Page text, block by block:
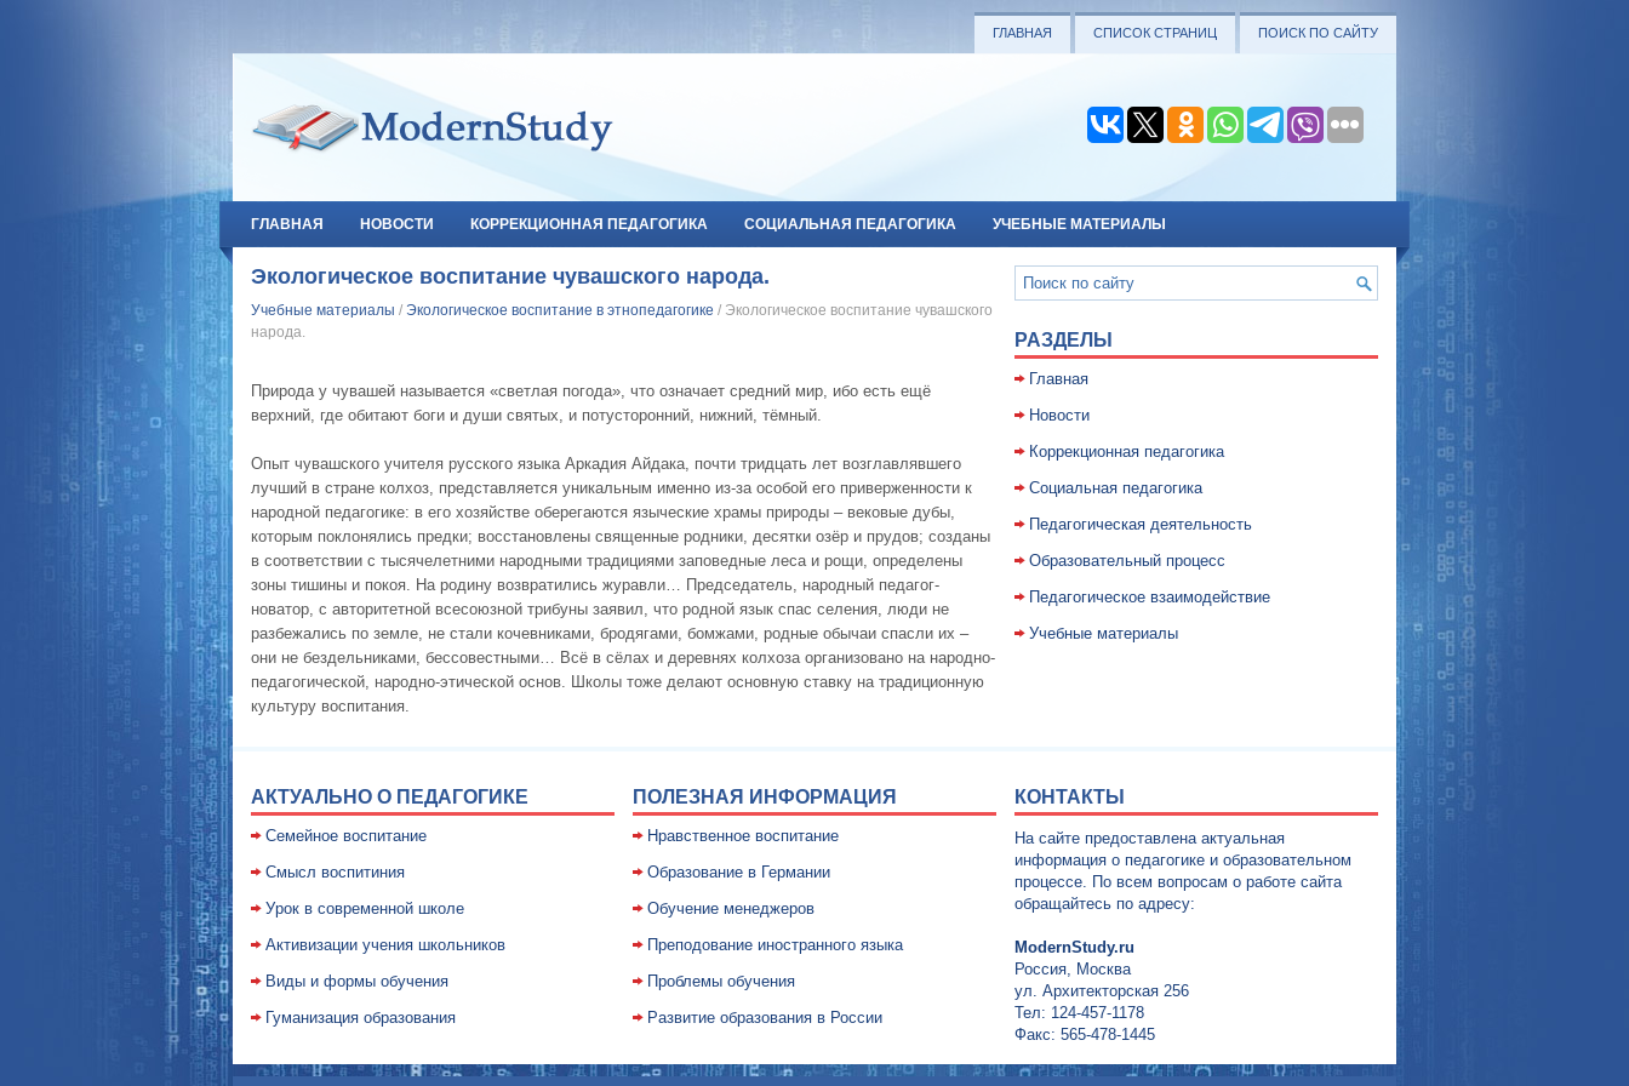
ГЛАВНАЯ СПИСОК СТРАНИЦ ПОИСК ПО САЙТУ
ГЛАВНАЯ НОВОСТИ КОРРЕКЦИОННАЯ ПЕДАГОГИКА СОЦИАЛЬНАЯ ПЕДАГОГИКА УЧЕБНЫЕ МАТЕРИАЛЫ
Экологическое воспитание чувашского народа.
Учебные материалы / Экологическое воспитание в этнопедагогике / Экологическое воспитание чувашского
народа.
Природа у чувашей называется «светлая погода», что означает средний мир, ибо есть ещё
верхний, где обитают боги и души святых, и потусторонний, нижний, тёмный.
Опыт чувашского учителя русского языка Аркадия Айдака, почти тридцать лет возглавлявшего
лучший в стране колхоз, представляется уникальным именно из-за особой его приверженности к
народной педагогике: в его хозяйстве оберегаются языческие храмы природы – вековые дубы,
которым поклонялись предки; восстановлены священные родники, десятки озёр и прудов; созданы
в соответствии с тысячелетними народными традициями заповедные леса и рощи, определены
зоны тишины и покоя. На родину возвратились журавли… Председатель, народный педагог-
новатор, с авторитетной всесоюзной трибуны заявил, что родной язык спас селения, люди не
разбежались по земле, не стали кочевниками, бродягами, бомжами, родные обычаи спасли их –
они не бездельниками, бессовестными… Всё в сёлах и деревнях колхоза организовано на народно-
педагогической, народно-этической основ. Школы тоже делают основную ставку на традиционную
культуру воспитания.
РАЗДЕЛЫ
Главная
Новости
Коррекционная педагогика
Социальная педагогика
Педагогическая деятельность
Образовательный процесс
Педагогическое взаимодействие
Учебные материалы
АКТУАЛЬНО О ПЕДАГОГИКЕ
Семейное воспитание
Смысл воспитиния
Уpок в совpеменной школе
Активизации учения школьников
Виды и формы обучения
Гуманизация образования
ПОЛЕЗНАЯ ИНФОРМАЦИЯ
Нравственное воспитание
Образование в Германии
Обучение менеджеров
Преподование иностранного языка
Проблемы обучения
Развитие образования в России
КОНТАКТЫ
На сайте предоставлена актуальная
информация о педагогике и образовательном
процессе. По всем вопросам о работе сайта
обращайтесь по адресу:
ModernStudy.ru
Россия, Москва
ул. Архитекторская 256
Тел: 124-457-1178
Факс: 565-478-1445